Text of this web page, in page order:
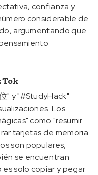
confianza y
considerable de
argumentando que
" y "#StudyHack"
Los
como "resumir
tarjetas de memoria
son populares,
se encuentran
solo copiar y pegar